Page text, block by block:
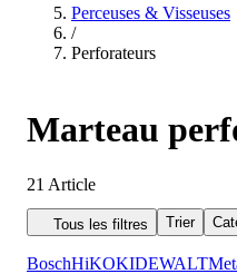
Perceuses & Visseuses
/
Perforateurs
Marteau
21 Article
Tous les filtres Trier
BoschHiKOKIDEWALT